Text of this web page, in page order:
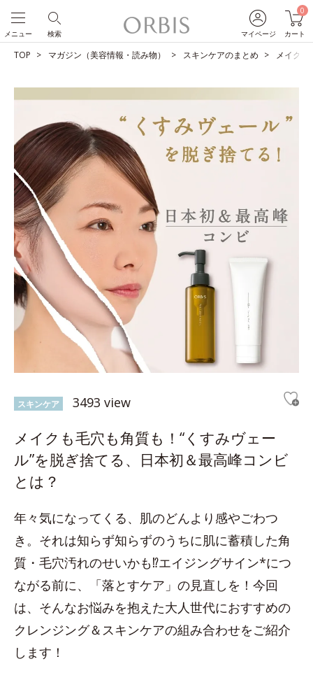
マイページ
0
カート
検索
メニュー
TOP マガジン（美容情報・読み物） スキンケアのまとめ メイクも
スキンケア 3493 view
メイクも毛穴も角質も！“くすみヴェー
ル”を脱ぎ捨てる、日本初＆最高峰コンビ
とは？
年々気になってくる、肌のどんより感やごわつ
き。それは知らず知らずのうちに肌に蓄積した角
質・毛穴汚れのせいかも⁉エイジングサイン*につ
ながる前に、「落とすケア」の見直しを！今回
は、そんなお悩みを抱えた大人世代におすすめの
クレンジング＆スキンケアの組み合わせをご紹介
します！